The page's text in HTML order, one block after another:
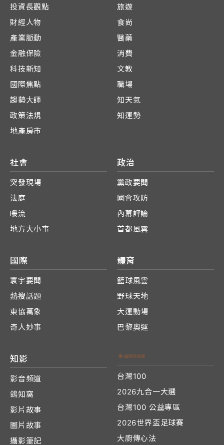
投資長觀點
財經人物
產業脈動
金融保險
科技新知
國際焦點
趨勢大師
政策法規
地產房市
旅遊
食尚
醫藥
消費
文教
職場
知天氣
知運勢
社會
突發現場
法庭
暖流
地方大小事
政治
黨政要聞
國會攻防
內幕評論
首都風雲
國際
寰宇要聞
熱搜話題
東協萬象
奇人妙事
體育
籃球風雲
野球天地
大運動場
巴黎奧運
知影
影音頻道
鴿知窩
影片故事
圖片故事
攝影筆記
台灣100
2026九合一大選
台灣100 公益專區
2026世界盃足球賽
大廚傳心法